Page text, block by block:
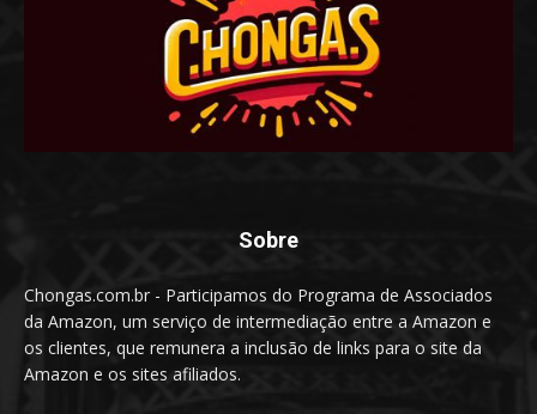
Sobre
Chongas.com.br - Participamos do Programa de Associados
da Amazon, um serviço de intermediação entre a Amazon e
os clientes, que remunera a inclusão de links para o site da
Amazon e os sites afiliados.